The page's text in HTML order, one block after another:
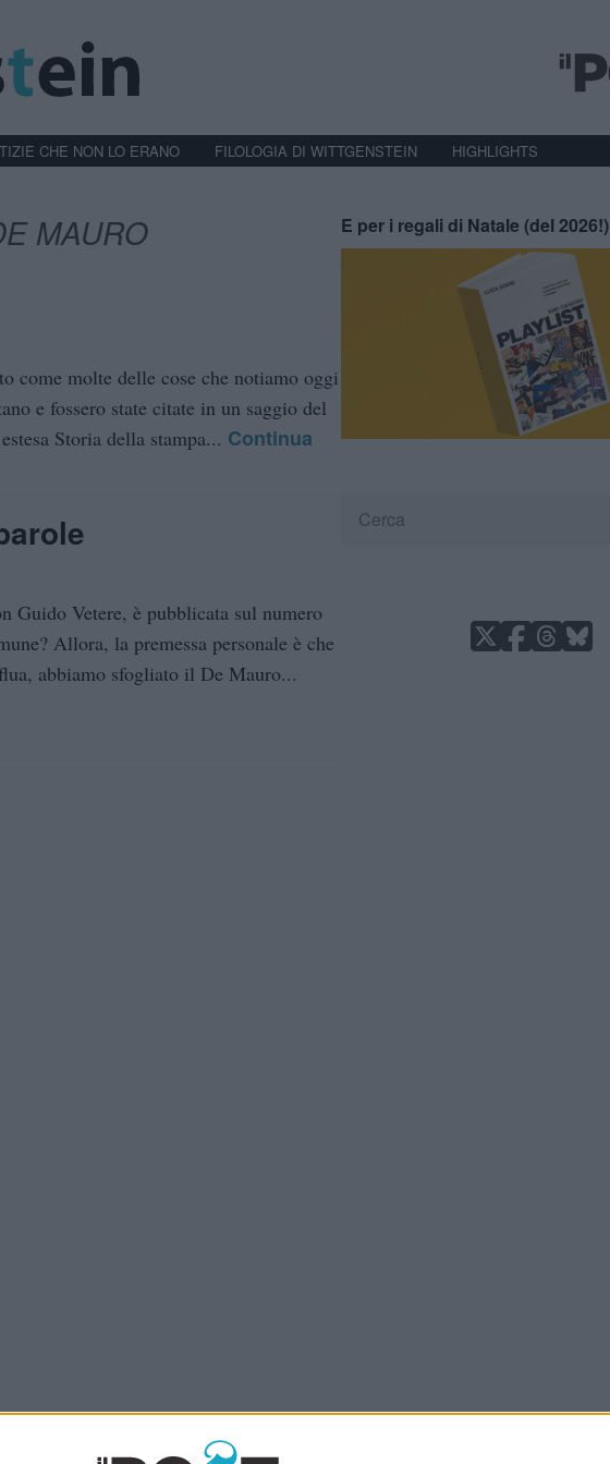
CHE NON LO ERANO FILOLOGIA DI WITTGENSTEIN HIGHLIGHTS
MAURO
come molte delle cose che notiamo oggi
e fossero state citate in un saggio del
Storia della stampa... Continua
Guido Vetere, è pubblicata sul numero
Allora, la premessa personale è che
abbiamo sfogliato il De Mauro...
E per i regali di Natale (del 2026!)